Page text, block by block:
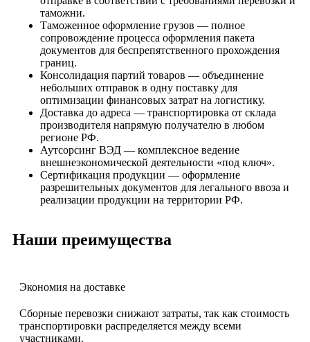
таможни.
Таможенное оформление грузов — полное
сопровождение процесса оформления пакета
документов для беспрепятственного прохождения
границ.
Консолидация партий товаров — объединение
небольших отправок в одну поставку для
оптимизации финансовых затрат на логистику.
Доставка до адреса — транспортировка от склада
производителя напрямую получателю в любом
регионе РФ.
Аутсорсинг ВЭД — комплексное ведение
внешнеэкономической деятельности «под ключ».
Сертификация продукции — оформление
разрешительных документов для легального ввоза и
реализации продукции на территории РФ.
Наши преимущества
Экономия на доставке
Сборные перевозки снижают затраты, так как стоимость
транспортировки распределяется между всеми
участниками.